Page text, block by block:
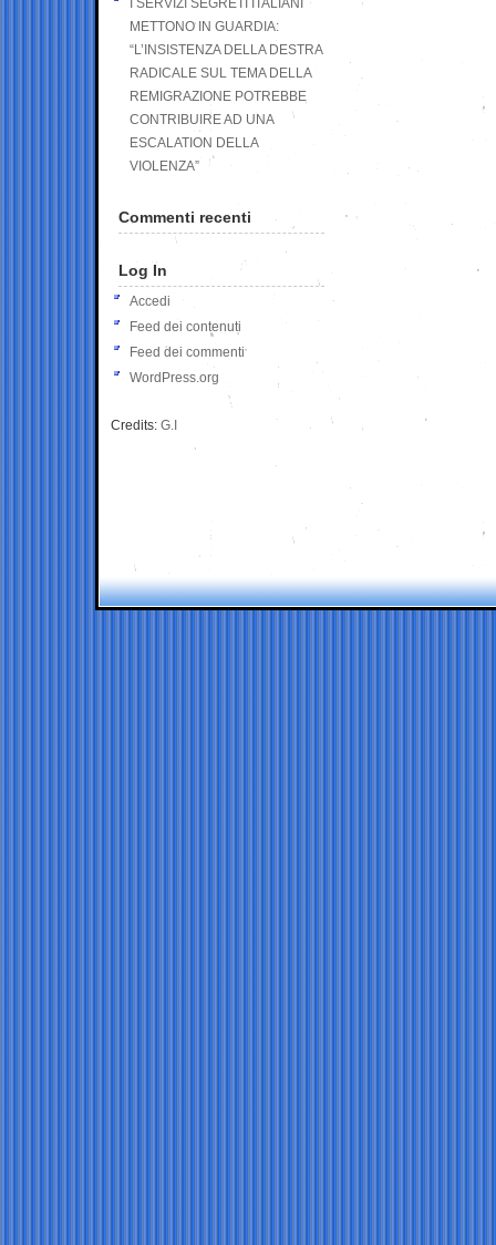
I SERVIZI SEGRETI ITALIANI
METTONO IN GUARDIA:
“L’INSISTENZA DELLA DESTRA
RADICALE SUL TEMA DELLA
REMIGRAZIONE POTREBBE
CONTRIBUIRE AD UNA
ESCALATION DELLA
VIOLENZA”
Commenti recenti
Log In
Accedi
Feed dei contenuti
Feed dei commenti
WordPress.org
Credits: G.I